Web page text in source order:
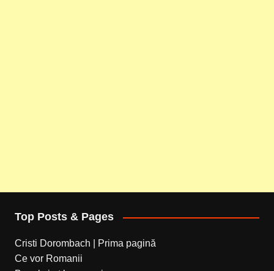
Top Posts & Pages
Cristi Dorombach | Prima pagină
Ce vor Romanii